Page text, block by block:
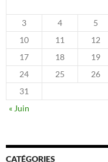
3
4 5
10
11 12
17
18 19
24
25 26
31
« Juin
CATÉGORIES